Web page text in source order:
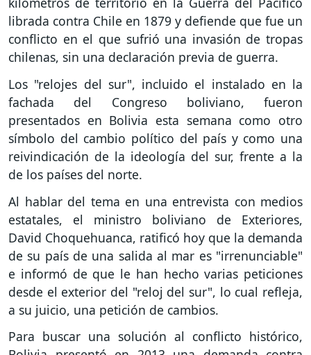
librada contra Chile en 1879 y defiende que fue un
conflicto en el que sufrió una invasión de tropas
chilenas, sin una declaración previa de guerra.
Los "relojes del sur", incluido el instalado en la
fachada del Congreso boliviano, fueron
presentados en Bolivia esta semana como otro
símbolo del cambio político del país y como una
reivindicación de la ideología del sur, frente a la
de los países del norte.
Al hablar del tema en una entrevista con medios
estatales, el ministro boliviano de Exteriores,
David Choquehuanca, ratificó hoy que la demanda
de su país de una salida al mar es "irrenunciable"
e informó de que le han hecho varias peticiones
desde el exterior del "reloj del sur", lo cual refleja,
a su juicio, una petición de cambios.
Para buscar una solución al conflicto histórico,